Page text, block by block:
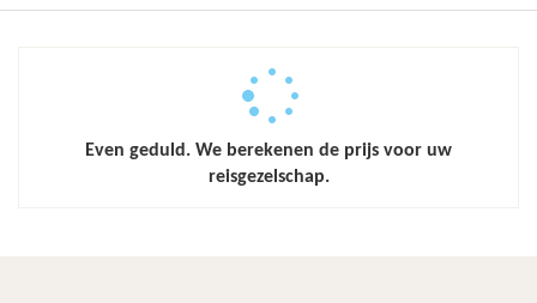
Even geduld. We berekenen de prijs voor uw
reisgezelschap.